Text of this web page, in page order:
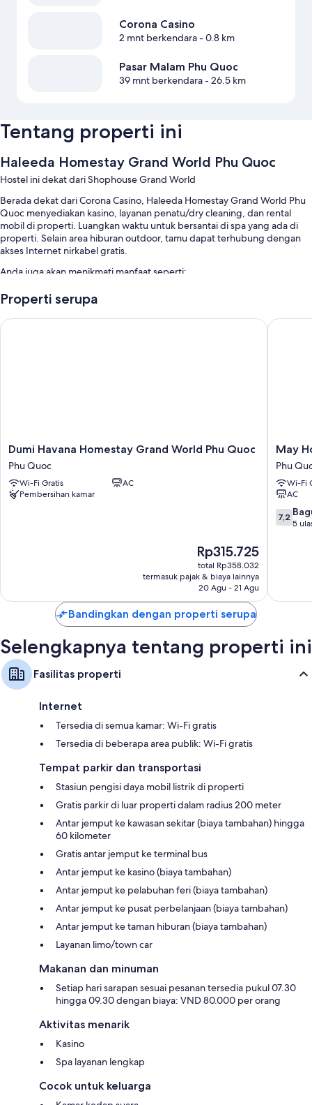
Corona Casino
2 mnt berkendara- 0.8 km
Pasar Malam Phu Quoc
39 mnt berkendara- 26.5 km
Tentang properti ini
Haleeda Homestay Grand World Phu Quoc
Hostel ini dekat dari Shophouse Grand World
Berada dekat dari Corona Casino, Haleeda Homestay Grand World Phu
Quoc menyediakan kasino, layanan penatu/dry cleaning, dan rental
mobil di properti. Luangkan waktu untuk bersantai di spa yang ada di
properti. Selain area hiburan outdoor, tamu dapat terhubung dengan
akses Internet nirkabel gratis.
Anda juga akan menikmati manfaat seperti:
Layanan limo/towncar, sarapan sesuai pesanan (biaya tambahan),
dan stasiun isi daya mobil listrik
Furnitur outdoor, meja pemesanan tur/tiket, dan penitipan koper
Lemari es kecil dan atas permintaan
Properti serupa
Dumi
Havana
Homestay
Grand
World
Dumi Havana Homestay Grand World Phu Quoc
Phu Quoc
Wi-Fi Gratis
AC
Pembersihan kamar
Harga
sekarang
Rp315.725
Rp315.725
total Rp358.032
termasuk pajak & biaya lainnya
20 Agu - 21 Agu
Dumi Havana Homestay Grand World Phu Quoc
May
House
Grand
World
Phu
Quoc
Phu
May
Phu
Wi-Fi
AC
7.2
dari
7,2
5
May
Bandingkan dengan properti serupa
Selengkapnya tentang properti ini
Fasilitas properti
Internet
Tersedia di semua kamar: Wi-Fi gratis
Tersedia di beberapa area publik: Wi-Fi gratis
Tempat parkir dan transportasi
Stasiun pengisi daya mobil listrik di properti
Gratis parkir di luar properti dalam radius 200 meter
Antar jemput ke kawasan sekitar (biaya tambahan) hingga
60 kilometer
Gratis antar jemput ke terminal bus
Antar jemput ke kasino (biaya tambahan)
Antar jemput ke pelabuhan feri (biaya tambahan)
Antar jemput ke pusat perbelanjaan (biaya tambahan)
Antar jemput ke taman hiburan (biaya tambahan)
Layanan limo/town car
Makanan dan minuman
Setiap hari sarapan sesuai pesanan tersedia pukul 07.30
hingga 09.30 dengan biaya: VND 80.000 per orang
Aktivitas menarik
Kasino
Spa layanan lengkap
Cocok untuk keluarga